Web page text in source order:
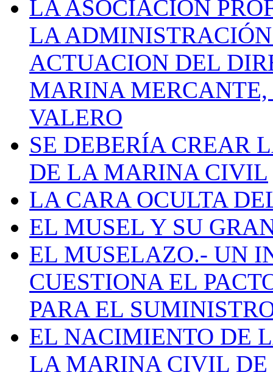
LA ASOCIACIÓN
LA
ACTUACION DEL
MARINA
VALERO
SE DEBERÍA CREAR
DE LA MARINA CIVIL
LA CARA OCULTA
EL MUSEL Y SU
EL MUSELAZO.- UN
CUESTIONA EL
PARA EL
EL NACIMIENTO DE
LA MARINA CIVIL DE